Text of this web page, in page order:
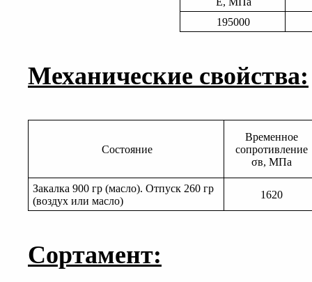
195000
Механические свойства:
Состояние
Временное
сопротивление
σв, МПа
Закалка 900 гр (масло). Отпуск 260 гр
(воздух или масло)
1620
Сортамент: